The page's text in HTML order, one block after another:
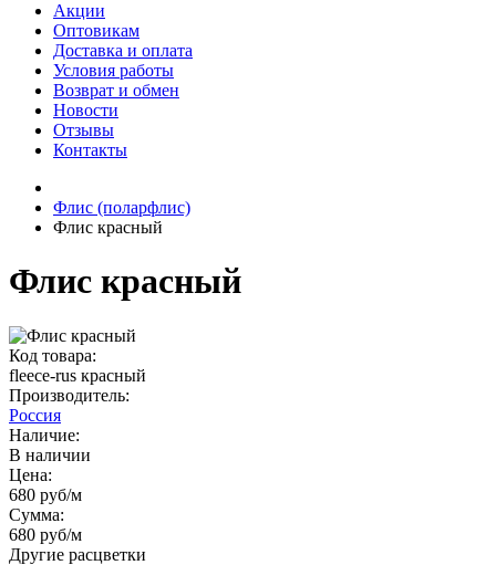
Акции
Оптовикам
Доставка и оплата
Условия работы
Возврат и обмен
Новости
Отзывы
Контакты
Флис (поларфлис)
Флис красный
Флис красный
Код товара:
fleece-rus красный
Производитель:
Россия
Наличие:
В наличии
Цена:
680 руб/м
Сумма:
680 руб/м
Другие расцветки